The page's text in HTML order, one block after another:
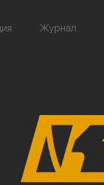
Журнал